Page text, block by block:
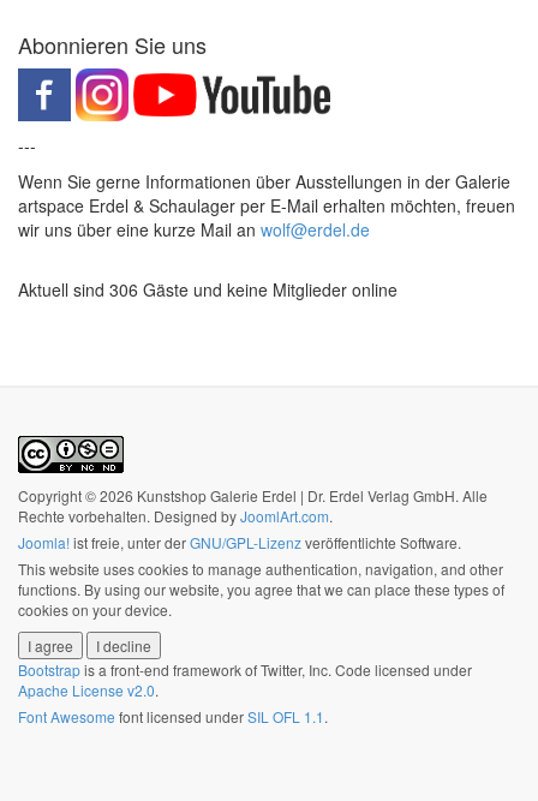
Abonnieren Sie uns
---
Wenn Sie gerne Informationen über Ausstellungen in der Galerie
artspace Erdel & Schaulager per E-Mail erhalten möchten, freuen
wir uns über eine kurze Mail an wolf@erdel.de
Aktuell sind 306 Gäste und keine Mitglieder online
Copyright © 2026 Kunstshop Galerie Erdel | Dr. Erdel Verlag GmbH. Alle
Rechte vorbehalten. Designed byJoomlArt.com.
Joomla!ist freie, unter derGNU/GPL-Lizenzveröffentlichte Software.
This website uses cookies to manage authentication, navigation, and other
functions. By using our website, you agree that we can place these types of
cookies on your device.
I agree
I decline
Bootstrapis a front-end framework of Twitter, Inc. Code licensed under
Apache License v2.0.
Font Awesome font licensed underSIL OFL 1.1.